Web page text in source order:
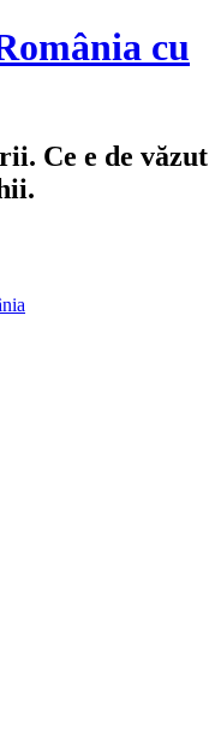
cu
Ce e de văzut